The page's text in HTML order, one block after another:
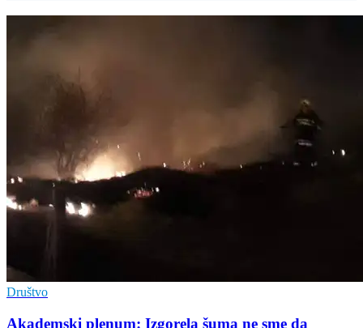
Društvo
Akademski plenum: Izgorela šuma ne sme da